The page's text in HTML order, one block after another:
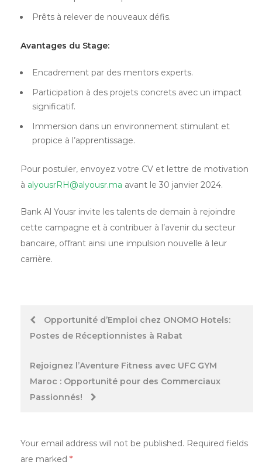
Prêts à relever de nouveaux défis.
Avantages du Stage:
Encadrement par des mentors experts.
Participation à des projets concrets avec un impact
significatif.
Immersion dans un environnement stimulant et
propice à l’apprentissage.
Pour postuler, envoyez votre CV et lettre de motivation
à alyousrRH@alyousr.ma avant le 30 janvier 2024.
Bank Al Yousr invite les talents de demain à rejoindre
cette campagne et à contribuer à l’avenir du secteur
bancaire, offrant ainsi une impulsion nouvelle à leur
carrière.
PostOpportunité d’Emploi chez ONOMO Hotels:
Postes de Réceptionnistes à Rabat
Rejoignez l’Aventure Fitness avec UFC GYM
Maroc : Opportunité pour des Commerciaux
Passionnés!
Your email address will not be published. Required fields
are marked *